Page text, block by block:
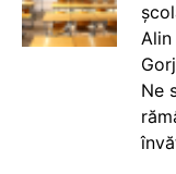
Alin
Ne